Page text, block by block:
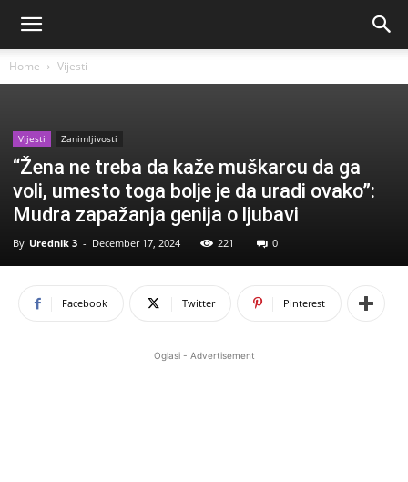
Home Vijesti
Vijesti Zanimljivosti
“Žena ne treba da kaže muškarcu da ga
voli, umesto toga bolje je da uradi ovako”:
Mudra zapažanja genija o ljubavi
By Urednik 3 - December 17, 2024 221 0
Facebook Twitter Pinterest
Oglasi - Advertisement